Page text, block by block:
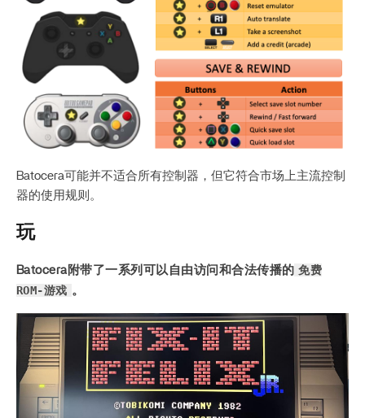
Batocera可能并不适合所有控制器，但它符合市场上主流控制
器的使用规则。
玩
Batocera附带了一系列可以自由访问和合法传播的 免费
ROM-游戏 。